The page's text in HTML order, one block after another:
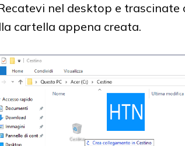
nel desktop e
cartella appena creata.